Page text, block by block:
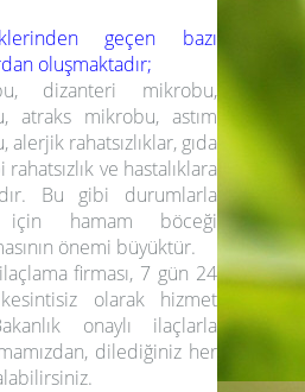
geçen bazı
oluşmaktadır;
dizanteri mikrobu,
atraks mikrobu, astım
alerjik rahatsızlıklar, gıda
ve hastalıklara
Bu gibi durumlarla
için hamam böceği
önemi büyüktür.
firması, 7 gün 24
olarak hizmet
onaylı ilaçlarla
dilediğiniz her